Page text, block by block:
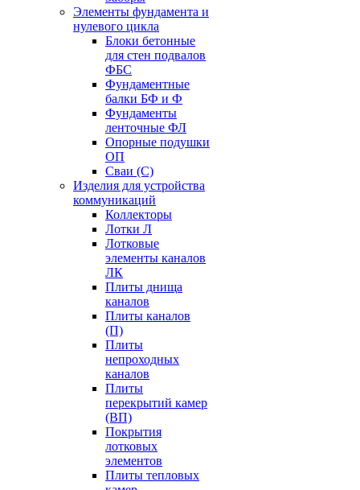
Элементы фундамента и
нулевого цикла
Блоки бетонные
для стен подвалов
ФБС
Фундаментные
балки БФ и Ф
Фундаменты
ленточные ФЛ
Опорные подушки
ОП
Сваи (С)
Изделия для устройства
коммуникаций
Коллекторы
Лотки Л
Лотковые
элементы каналов
ЛК
Плиты днища
каналов
Плиты каналов
(П)
Плиты
непроходных
каналов
Плиты
перекрытий камер
(ВП)
Покрытия
лотковых
элементов
Плиты тепловых